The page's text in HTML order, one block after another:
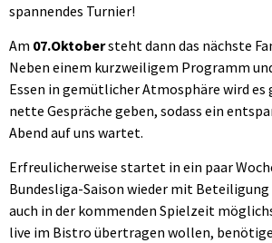
spannendes Turnier!
Am 07.Oktobersteht dann das nächste
Neben einem kurzweiligem Programm
Essen in gemütlicher Atmosphäre wird
nette Gespräche geben, sodass ein
Abend auf uns wartet.
Erfreulicherweise startet in ein paar
Bundesliga-Saison wieder mit Beteiligung
auch in der kommenden Spielzeit
live im Bistro übertragen wollen,